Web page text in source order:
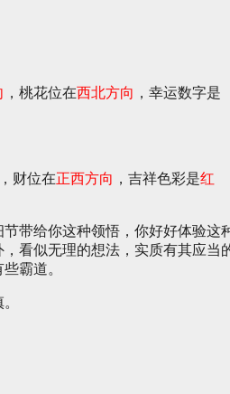
，桃花位在西北方向 ，幸运数字是
，财位在正西方向 ，吉祥色彩是红
带给你这种领悟，你好好体验这
看似无理的想法，实质有其应当
霸道。